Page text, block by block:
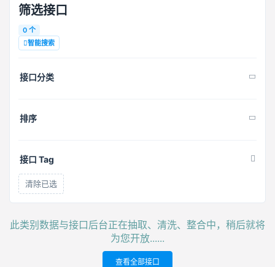
筛选接口
0 个
智能搜索
接口分类
排序
接口 Tag
清除已选
此类别数据与接口后台正在抽取、清洗、整合中，稍后就将
为您开放......
查看全部接口